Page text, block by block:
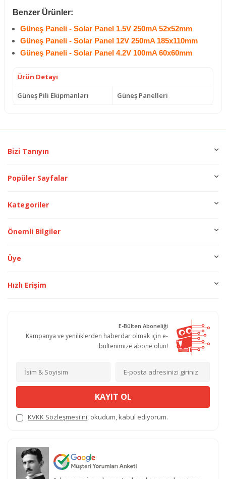
Benzer Ürünler:
Güneş Paneli - Solar Panel 1.5V 250mA 52x52mm
Güneş Paneli - Solar Panel 12V 250mA 185x110mm
Güneş Paneli - Solar Panel 4.2V 100mA 60x60mm
Ürün Detayı
Güneş Pili Ekipmanları Güneş Panelleri
Bizi Tanıyın
Popüler Sayfalar
Kategoriler
Önemli Bilgiler
Üye
Hızlı Erişim
E-Bülten Aboneliği
Kampanya ve yeniliklerden haberdar olmak için e-
bültenimize abone olun!
KAYIT OL
KVKK Sözleşmesi'ni, okudum, kabul ediyorum.